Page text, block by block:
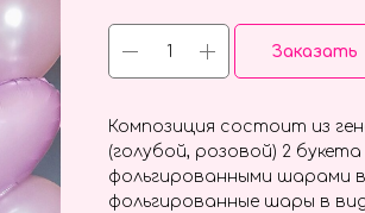
Заказать
Композиция состоит из
(голубой, розовой) 2
фольгированными шарами
фольгированные шары в